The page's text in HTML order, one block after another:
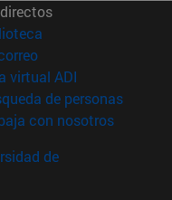
(abre en nueva
(abre en nueva
virtual ADI (abre en
de personas(abre
con nosotros(abre en
de